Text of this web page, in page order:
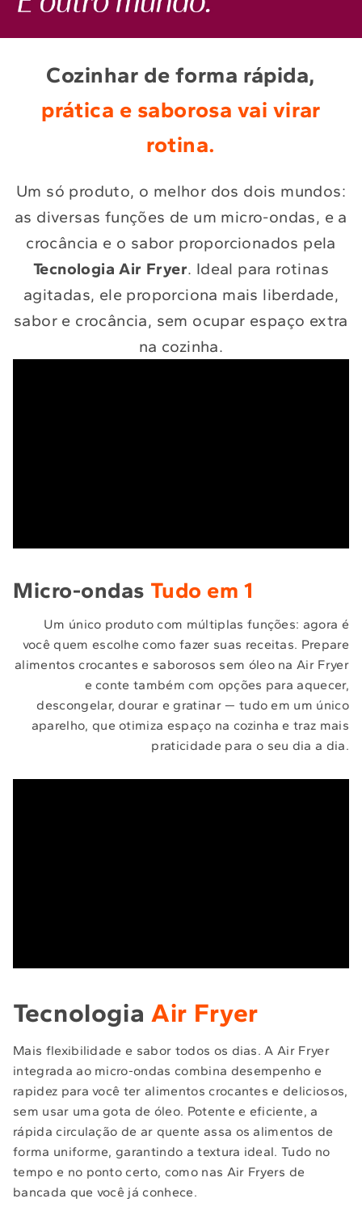
Cozinhar de forma rápida,
prática e saborosa vai virar
rotina.
Um só produto, o melhor dos dois mundos:
as diversas funções de um micro-ondas, e a
crocância e o sabor proporcionados pela
Tecnologia Air Fryer. Ideal para rotinas
agitadas, ele proporciona mais liberdade,
sabor e crocância, sem ocupar espaço extra
na cozinha.
Micro-ondas Tudo em 1
Um único produto com múltiplas funções: agora é
você quem escolhe como fazer suas receitas. Prepare
alimentos crocantes e saborosos sem óleo na Air Fryer
e conte também com opções para aquecer,
descongelar, dourar e gratinar — tudo em um único
aparelho, que otimiza espaço na cozinha e traz mais
praticidade para o seu dia a dia.
TecnologiaAir Fryer
Mais flexibilidade e sabor todos os dias. A Air Fryer
integrada ao micro-ondas combina desempenho e
rapidez para você ter alimentos crocantes e deliciosos,
sem usar uma gota de óleo. Potente e eficiente, a
rápida circulação de ar quente assa os alimentos de
forma uniforme, garantindo a textura ideal. Tudo no
tempo e no ponto certo, como nas Air Fryers de
bancada que você já conhece.